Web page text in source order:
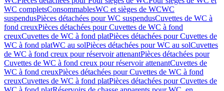
WC completsConsommablesWC et sièges de WCWC
suspendusPièces détachées pour WC suspendusCuvettes de WC à
fond creuxPièces détachées pour Cuvettes de WC à fond
creuxCuvettes de WC à fond platPièces détachées pour Cuvettes de
WC à fond platWC au solPièces détachées pour WC au solCuvettes
de WC à fond creux pour réservoir attenantPièces détachées pour
Cuvettes de WC à fond creux pour réservoir attenantCuvettes de
WC à fond creuxPièces détachées pour Cuvettes de WC à fond
creuxCuvettes de WC à fond platPièces détachées pour Cuvettes de